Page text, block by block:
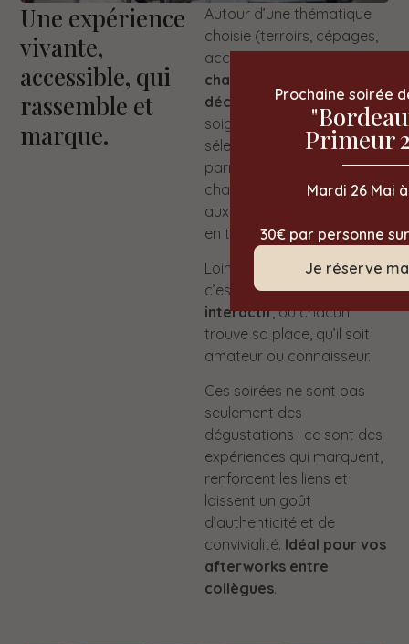
Une expérience
vivante,
accessible, qui
rassemble et
marque.
Autour d’une thématique
choisie (terroirs, cépages,
accords mets-vins…),
chaque participant
découvre 4 vins
soigneusement
sélectionnés. Je circule
parmi vous pour présenter
chaque cuvée, répondre
aux questions et échanger
en toute simplicité.
Loin d’un cours magistral,
c’est
un moment vivant et
interactif, où chacun
trouve sa place, qu’il soit
amateur ou connaisseur.
Ces soirées ne sont pas
seulement des
dégustations : ce sont des
expériences qui marquent,
renforcent les liens et
laissent un goût
d’authenticité et de
convivialité. Idéal pour vos
afterworks entre
collègues.
Prochaine soirée
Primeur
Mardi 26 Mai à
30€ par personne
Je réserve